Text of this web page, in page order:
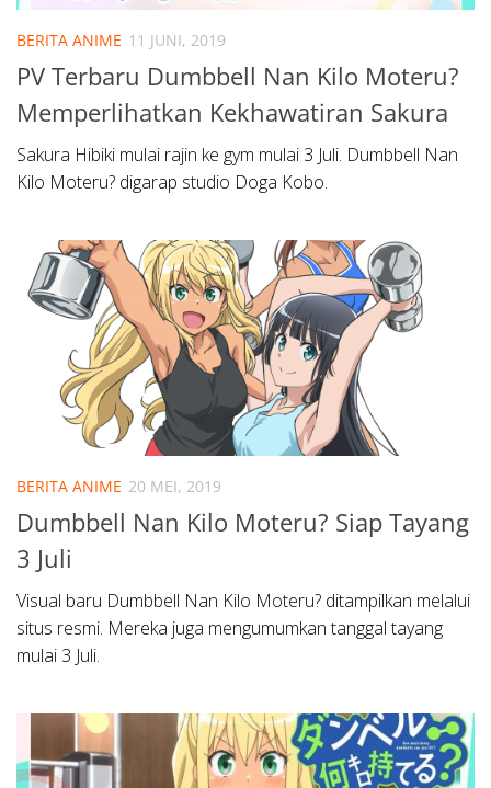
BERITA ANIME 11 JUNI, 2019
PV Terbaru Dumbbell Nan Kilo Moteru?
Memperlihatkan Kekhawatiran Sakura
Sakura Hibiki mulai rajin ke gym mulai 3 Juli. Dumbbell Nan
Kilo Moteru? digarap studio Doga Kobo.
BERITA ANIME 20 MEI, 2019
Dumbbell Nan Kilo Moteru? Siap Tayang
3 Juli
Visual baru Dumbbell Nan Kilo Moteru? ditampilkan melalui
situs resmi. Mereka juga mengumumkan tanggal tayang
mulai 3 Juli.